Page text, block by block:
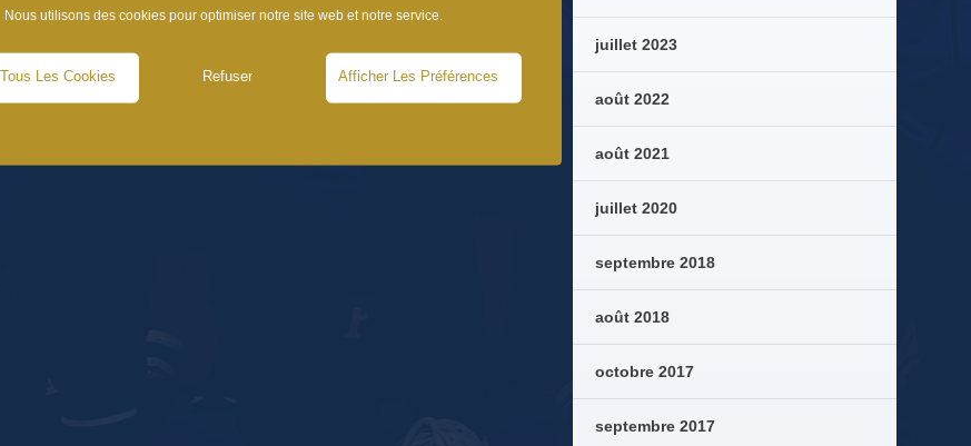
Nous utilisons des cookies pour optimiser notre site web et notre service.
Les Cookies Refuser Afficher Les Préférences
juillet 2023
août 2022
août 2021
juillet 2020
septembre 2018
août 2018
octobre 2017
septembre 2017